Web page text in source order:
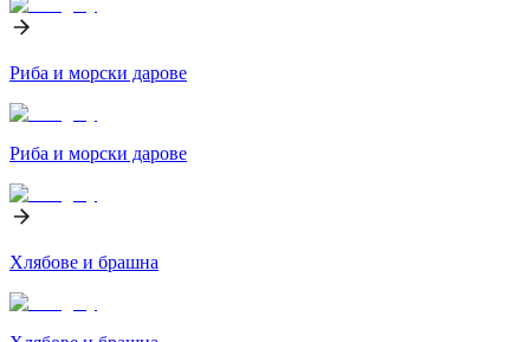
Риба и морски дарове
Риба и морски дарове
Хлябове и брашна